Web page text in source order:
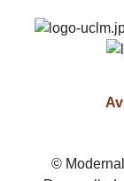
©